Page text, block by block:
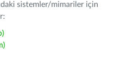
sistemler/mimariler için